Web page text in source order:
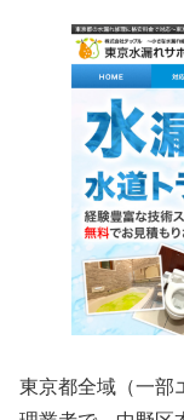
東京都全域（一部